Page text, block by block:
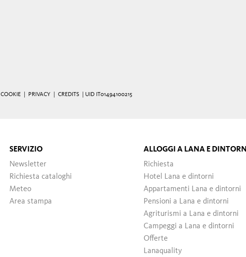
COOKIE PRIVACY CREDITS | UID IT01494100215
SERVIZIO
Newsletter
Richiesta cataloghi
Meteo
Area stampa
ALLOGGI A LANA E DINTORNI
Richiesta
Hotel Lana e dintorni
Appartamenti Lana e dintorni
Pensioni a Lana e dintorni
Agriturismi a Lana e dintorni
Campeggi a Lana e dintorni
Offerte
Lanaquality